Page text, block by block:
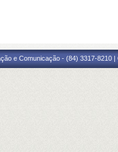
e Comunicação - (84) 3317-